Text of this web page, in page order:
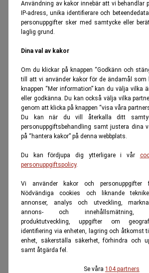
Användning av kakor innebär att vi behandlar
IP-adress, unika identifierare och
personuppgifter sker med samtycke eller
laglig grund.
Dina val av kakor
Om du klickar på knappen “Godkänn och
till att vi använder kakor för de ändamål som
knappen “Mer information” kan du välja vilka
eller godkänna. Du kan också välja vilka
genom att klicka på knappen “visa våra
Du kan när du vill återkalla ditt
personuppgiftsbehandling samt justera dina
på “hantera kakor” på denna webbplats.
Du kan fördjupa dig ytterligare i vår
personuppgiftspolicy.
Vi använder kakor och personuppgifter
Nödvändiga cookies och liknande
annonser, analys och utveckling,
annons- och innehållsmätning,
produktutveckling, uppgifter om
identifiering via enheten, lagring och åtkomst
enhet, säkerställa säkerhet, förhindra och
samt åtgärda fel.
Se våra 104 partners